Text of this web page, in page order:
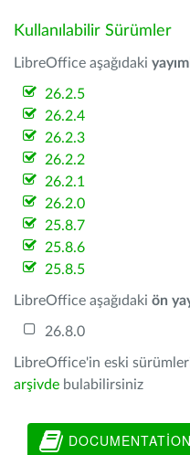
Kullanılabilir Sürümler
LibreOffice aşağıdaki
26.2.5
26.2.4
26.2.3
26.2.2
26.2.1
26.2.0
25.8.7
25.8.6
25.8.5
LibreOffice aşağıdaki ön
26.8.0
LibreOffice'in eski
arşivde bulabilirsiniz
DOCUMENTATION